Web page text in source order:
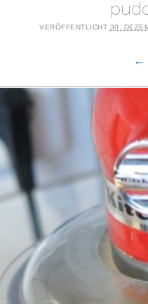
VERÖFFENTLICHT 30.
←